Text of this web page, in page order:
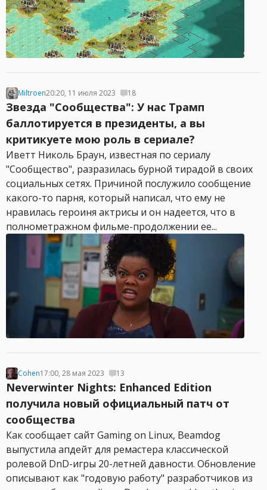
Miltroen20:20, 11 июля 2023 18
Звезда "Сообщества": У нас Трамп
баллотируется в президенты, а вы
критикуете мою роль в сериале?
Иветт Николь Браун, известная по сериалу
"Сообщество", разразилась бурной тирадой в своих
социальных сетях. Причиной послужило сообщение
какого-то парня, который написал, что ему не
нравилась героиня актрисы и он надеется, что в
полнометражном фильме-продолжении ее...
Cohen17:00, 28 мая 2023 13
Neverwinter Nights: Enhanced Edition
получила новый официальный патч от
сообщества
Как сообщает сайт Gaming on Linux, Beamdog
выпустила апдейт для ремастера классической
ролевой DnD-игры 20-летней давности. Обновление
описывают как "годовую работу" разработчиков из